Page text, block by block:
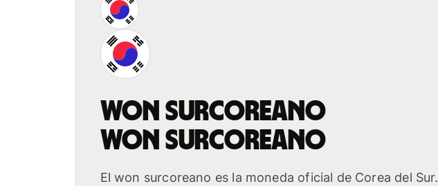
won surcoreano
won surcoreano
El won surcoreano es la moneda oficial de Corea del Sur.